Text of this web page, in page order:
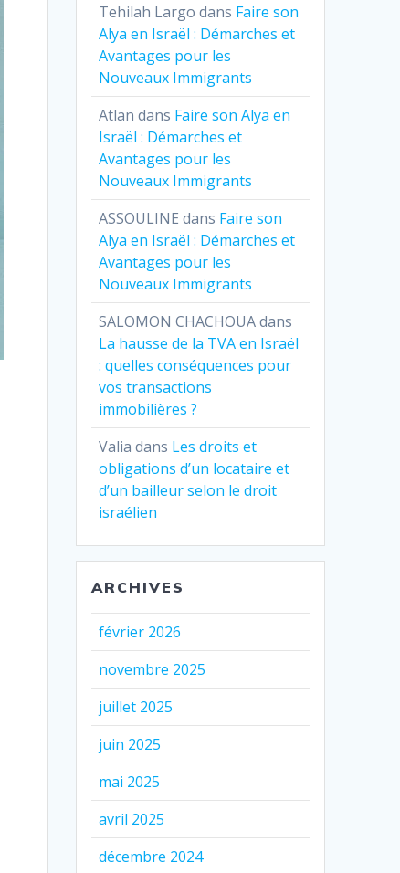
Tehilah Largo dans Faire son
Alya en Israël : Démarches et
Avantages pour les
Nouveaux Immigrants
Atlan dans Faire son Alya en
Israël : Démarches et
Avantages pour les
Nouveaux Immigrants
ASSOULINE dans Faire son
Alya en Israël : Démarches et
Avantages pour les
Nouveaux Immigrants
SALOMON CHACHOUAdans
La hausse de la TVA en Israël
: quelles conséquences pour
vos transactions
immobilières ?
Valia dans Les droits et
obligations d’un locataire et
d’un bailleur selon le droit
israélien
ARCHIVES
février 2026
novembre 2025
juillet 2025
juin 2025
mai 2025
avril 2025
décembre 2024